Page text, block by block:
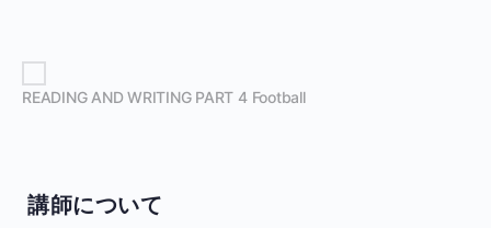
READING AND WRITING PART 4 Football
講師について